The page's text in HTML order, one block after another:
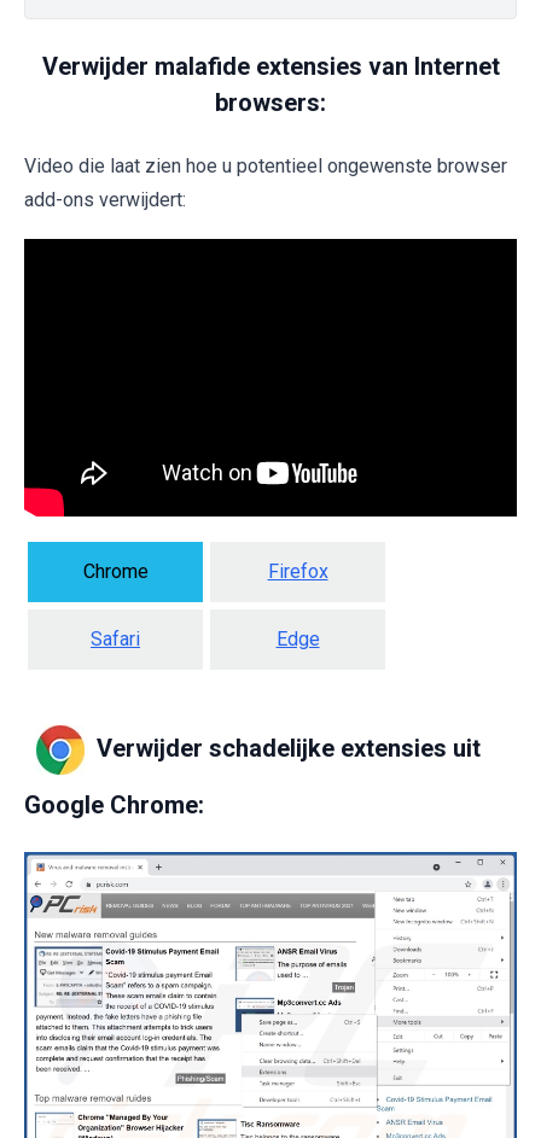
Verwijder malafide extensies van Internet
browsers:
Video die laat zien hoe u potentieel ongewenste browser
add-ons verwijdert:
Chrome Firefox
Safari Edge
Verwijder schadelijke extensies uit
Google Chrome: